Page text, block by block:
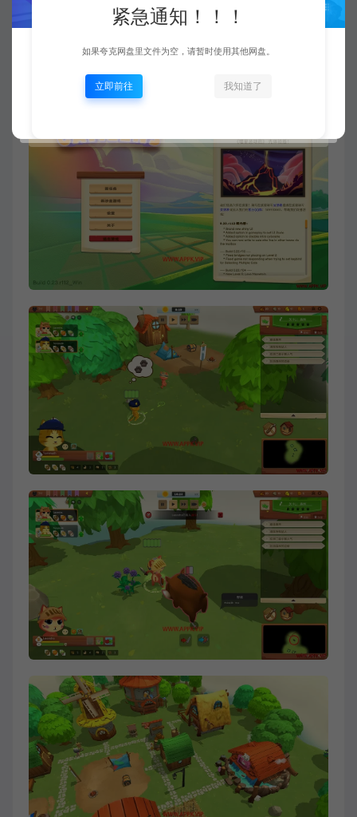
内存: 8 GB RAM
DirectX 版本: 11
紧急通知！！！
如果夸克网盘里文件为空，请暂时使用其他网盘。
立即前往 我知道了